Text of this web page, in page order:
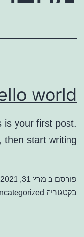
world!
is your first post.
then start writing!
פורסם ב מרץ 31, 2021
בקטגוריה